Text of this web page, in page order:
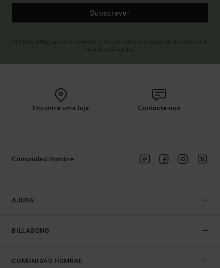
Subscrever
Encontre uma loja Contacte-nos
AJUDA
BILLABONG
Comunidad Hombre
COMUNIDAD HOMBRE